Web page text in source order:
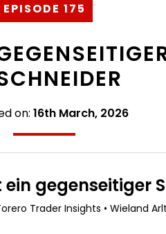
EPISODE 175
on: 16th March, 2026